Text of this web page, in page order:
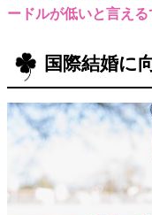
ードルが低いと言える
国際結婚に